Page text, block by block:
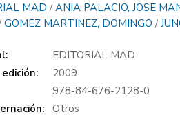
MAD /ANIA PALACIO, JOSE
GOMEZ MARTINEZ, DOMINGO /
EDITORIAL MAD
2009
978-84-676-2128-0
Otros